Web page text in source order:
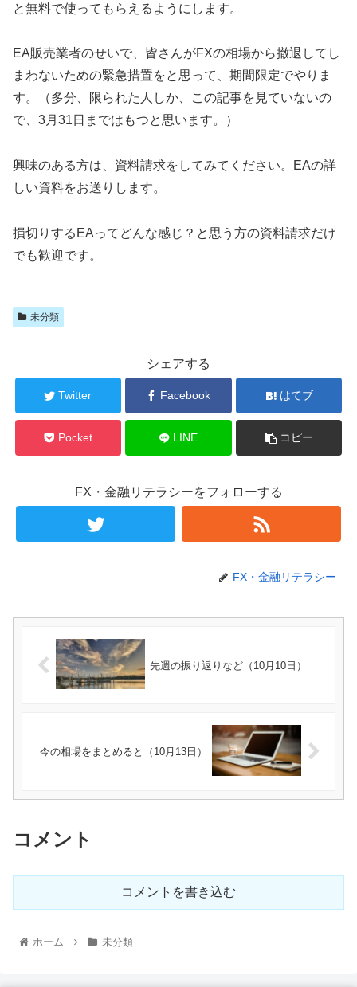
と無料で使ってもらえるようにします。
EA販売業者のせいで、皆さんがFXの相場から撤退してし
まわないための緊急措置をと思って、期間限定でやりま
す。（多分、限られた人しか、この記事を見ていないの
で、3月31日まではもつと思います。）
興味のある方は、資料請求をしてみてください。EAの詳
しい資料をお送りします。
損切りするEAってどんな感じ？と思う方の資料請求だけ
でも歓迎です。
未分類
シェアする
Twitter Facebook はてブ
Pocket LINE コピー
FX・金融リテラシーをフォローする
FX・金融リテラシー
先週の振り返りなど（10月10日）
今の相場をまとめると（10月13日）
コメント
コメントを書き込む
ホーム 未分類